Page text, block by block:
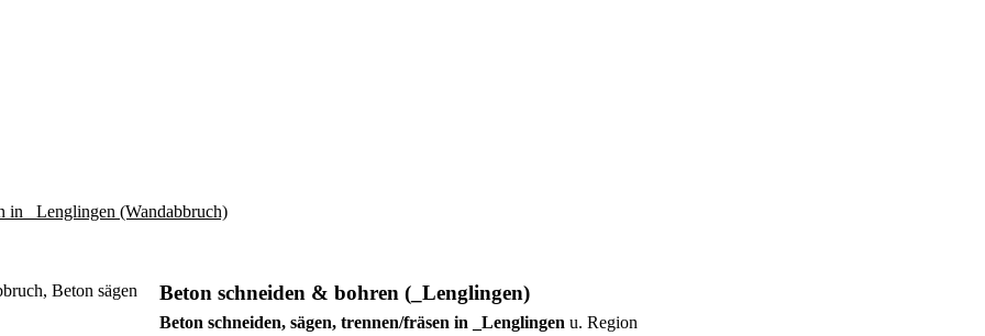
Beton schneiden & bohren (_Lenglingen)
Beton schneiden, sägen, trennen/fräsen in _Lenglingen u. Region